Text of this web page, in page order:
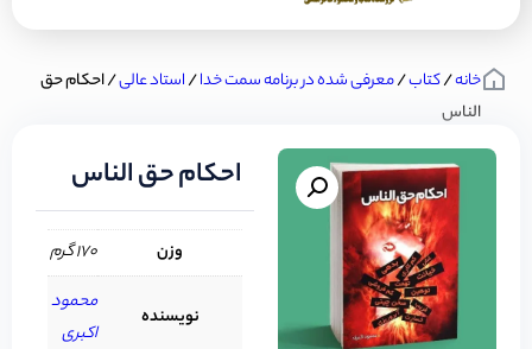
خانه/کتاب/معرفی شده در برنامه سمت خدا/استاد عالی/ احکام حق
الناس
احکام حق الناس
وزن 170 گرم
نویسنده
محمود
اکبری